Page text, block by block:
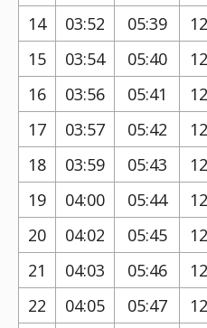
14
03:52 05:39
15
03:54 05:40
16
03:56 05:41
17
03:57 05:42
18
03:59 05:43
19
04:00 05:44
20
04:02 05:45
21
04:03 05:46
22
04:05 05:47